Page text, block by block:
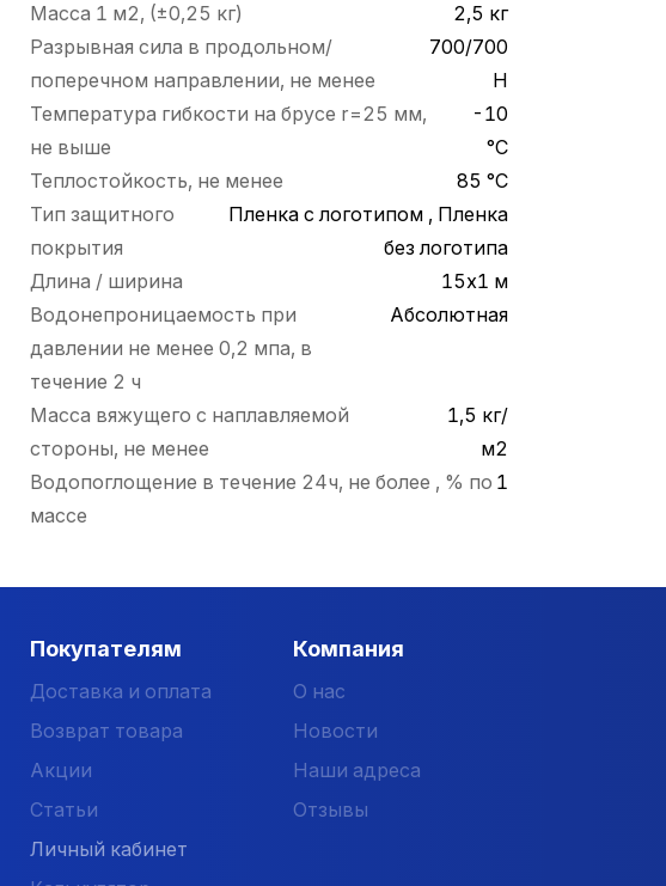
Масса 1 м2, (±0,25 кг)
2,5 кг
Разрывная сила в продольном/
поперечном направлении, не менее
700/700
Н
Температура гибкости на брусе r=25 мм,
не выше
-10
°С
Теплостойкость, не менее
85 °С
Тип защитного
покрытия
Пленка с логотипом , Пленка
без логотипа
Длина / ширина
15х1 м
Водонепроницаемость при
давлении не менее 0,2 мпа, в
течение 2 ч
Абсолютная
Масса вяжущего с наплавляемой
стороны, не менее
1,5 кг/
м2
Водопоглощение в течение 24ч, не более , % по
массе
1
Покупателям
Доставка и оплата
Возврат товара
Акции
Статьи
Личный кабинет
Компания
О нас
Новости
Наши адреса
Отзывы